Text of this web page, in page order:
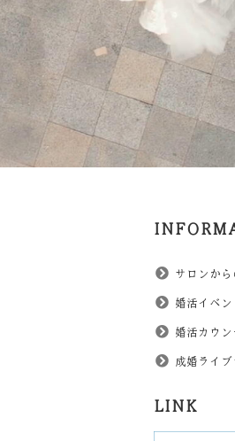
サロンか
婚活イベン
婚活カウ
成婚ライ
LINK